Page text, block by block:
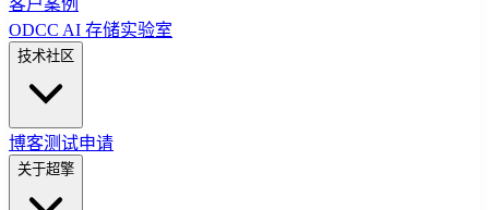
客户案例
ODCC AI 存储实验室
技术社区
博客测试申请
关于超擎